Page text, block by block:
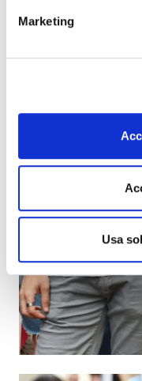
Marketing
Usa